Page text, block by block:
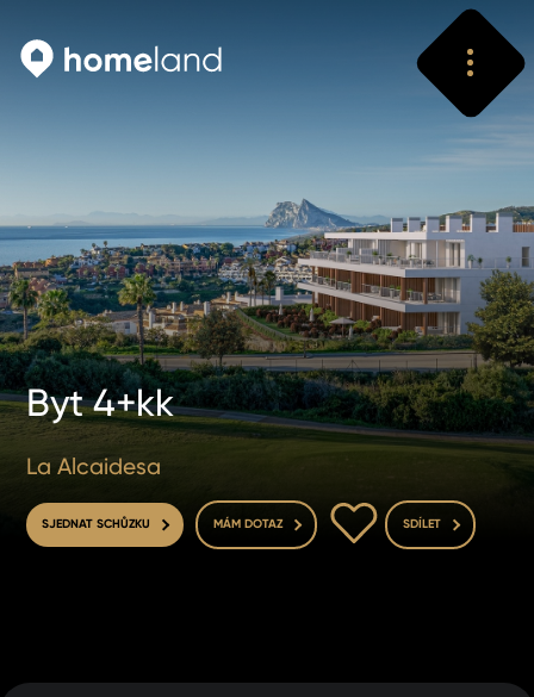
Byt 4+kk
La Alcaidesa
SJEDNAT SCHŮZKU MÁM DOTAZ
DO OBLÍBENÝCH
SDÍLET